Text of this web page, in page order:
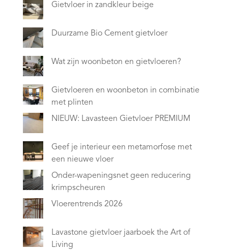
Gietvloer in zandkleur beige
Duurzame Bio Cement gietvloer
Wat zijn woonbeton en gietvloeren?
Gietvloeren en woonbeton in combinatie
met plinten
NIEUW: Lavasteen Gietvloer PREMIUM
Geef je interieur een metamorfose met
een nieuwe vloer
Onder-wapeningsnet geen reducering
krimpscheuren
Vloerentrends 2026
Lavastone gietvloer jaarboek the Art of
Living